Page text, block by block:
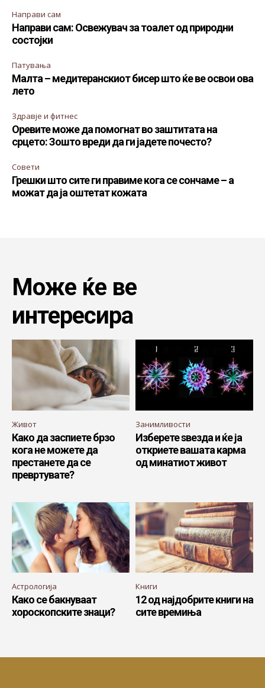
Направи сам
Направи сам: Освежувач за тоалет од природни
состојки
Патувања
Малта – медитеранскиот бисер што ќе ве освои ова
лето
Здравје и фитнес
Оревите може да помогнат во заштитата на
срцето: Зошто вреди да ги јадете почесто?
Совети
Грешки што сите ги правиме кога се сончаме – а
можат да ја оштетат кожата
Може ќе ве
интересира
Живот
Како да заспиете брзо
кога не можете да
престанете да се
превртувате?
Занимливости
Изберете ѕвезда и ќе ја
откриете вашата карма
од минатиот живот
Астрологија
Како се бакнуваат
хороскопските знаци?
Книги
12 од најдобрите книги на
сите времиња